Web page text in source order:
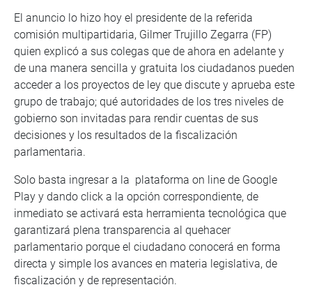
El anuncio lo hizo hoy el presidente de la referida
comisión multipartidaria, Gilmer Trujillo Zegarra (FP)
quien explicó a sus colegas que de ahora en adelante y
de una manera sencilla y gratuita los ciudadanos pueden
acceder a los proyectos de ley que discute y aprueba este
grupo de trabajo; qué autoridades de los tres niveles de
gobierno son invitadas para rendir cuentas de sus
decisiones y los resultados de la fiscalización
parlamentaria.
Solo basta ingresar a la plataforma on line de Google
Play y dando click a la opción correspondiente, de
inmediato se activará esta herramienta tecnológica que
garantizará plena transparencia al quehacer
parlamentario porque el ciudadano conocerá en forma
directa y simple los avances en materia legislativa, de
fiscalización y de representación.